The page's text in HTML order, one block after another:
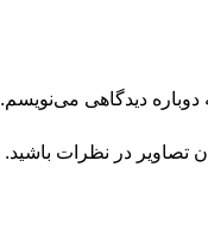
دیدگاهی می‌نویسم.
تصاویر در نظرات باشید.